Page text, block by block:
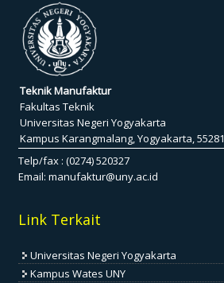
Teknik Manufaktur
Fakultas Teknik
Universitas Negeri Yogyakarta
Kampus Karangmalang, Yogyakarta, 55281
Telp/fax : (0274) 520327
Email:manufaktur@uny.ac.id
Link Terkait
Universitas Negeri Yogyakarta
Kampus Wates UNY